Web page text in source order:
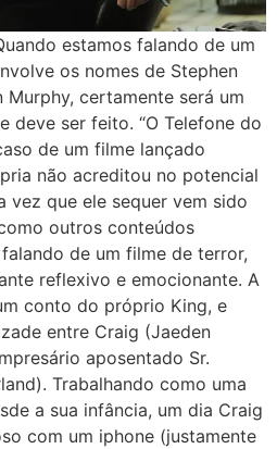
estamos falando de um
os nomes de Stephen
Murphy, certamente será um
deve ser feito. “O Telefone do
de um filme lançado
não acreditou no potencial
vez que ele sequer vem sido
outros conteúdos
de um filme de terror,
reflexivo e emocionante. A
conto do próprio King, e
entre Craig (Jaeden
aposentado Sr.
Trabalhando como uma
a sua infância, um dia Craig
com um iphone (justamente